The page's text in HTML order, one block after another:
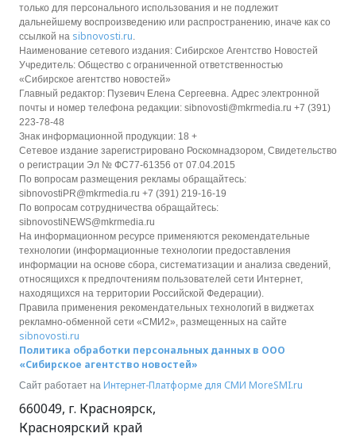
только для персонального использования и не подлежит
дальнейшему воспроизведению или распространению, иначе как со
ссылкой на sibnovosti.ru.
Наименование сетевого издания: Сибирское Агентство Новостей
Учредитель: Общество с ограниченной ответственностью
«Сибирское агентство новостей»
Главный редактор: Пузевич Елена Сергеевна. Адрес электронной
почты и номер телефона редакции: sibnovosti@mkrmedia.ru +7 (391)
223-78-48
Знак информационной продукции: 18 +
Сетевое издание зарегистрировано Роскомнадзором, Свидетельство
о регистрации Эл № ФС77-61356 от 07.04.2015
По вопросам размещения рекламы обращайтесь:
sibnovostiPR@mkrmedia.ru +7 (391) 219-16-19
По вопросам сотрудничества обращайтесь:
sibnovostiNEWS@mkrmedia.ru
На информационном ресурсе применяются рекомендательные
технологии (информационные технологии предоставления
информации на основе сбора, систематизации и анализа сведений,
относящихся к предпочтениям пользователей сети Интернет,
находящихся на территории Российской Федерации).
Правила применения рекомендательных технологий в виджетах
рекламно-обменной сети «СМИ2», размещенных на сайте
sibnovosti.ru
Политика обработки персональных данных в ООО
«Сибирское агентство новостей»
Сайт работает на Интернет-Платформе для СМИ MoreSMI.ru
660049, г. Красноярск,
Красноярский край